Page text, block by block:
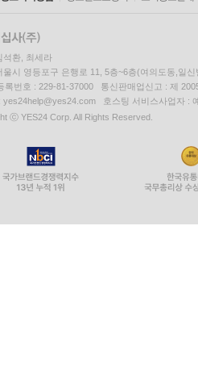
석환, 최세라
울시 영등포구 은행로 11, 5층~6층(여의도동,일신
록번호 : 229-81-37000 통신판매업신고 : 제
yes24help@yes24.com 호스팅 서비스사업자 :
ⓒ YES24 Corp. All Rights Reserved.